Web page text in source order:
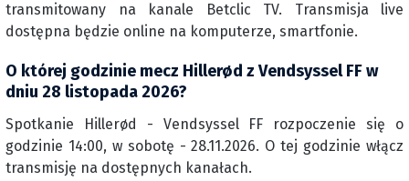
transmitowany na kanale Betclic TV. Transmisja live
dostępna będzie online na komputerze, smartfonie.
O której godzinie mecz Hillerød z Vendsyssel FF w
dniu 28 listopada 2026?
Spotkanie Hillerød - Vendsyssel FF rozpoczenie się o
godzinie 14:00, w sobotę - 28.11.2026. O tej godzinie włącz
transmisję na dostępnych kanałach.